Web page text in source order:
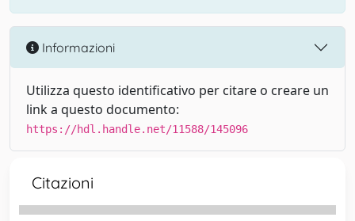
Informazioni
Utilizza questo identificativo per citare o creare un
link a questo documento:
https://hdl.handle.net/11588/145096
Citazioni